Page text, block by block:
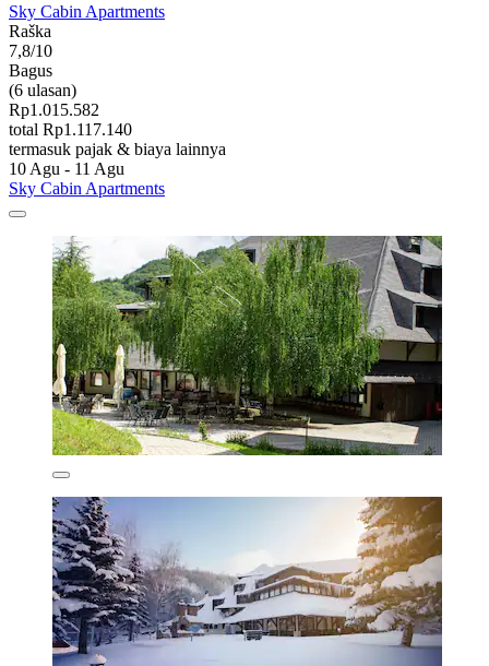
Sky Cabin Apartments
Raška
7,8/10
Bagus
(6 ulasan)
Rp1.015.582
total Rp1.117.140
termasuk pajak & biaya lainnya
10 Agu - 11 Agu
Sky Cabin Apartments